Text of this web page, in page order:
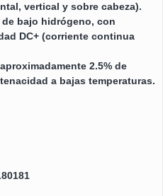
vertical y sobre cabeza).
bajo hidrógeno, con
DC+ (corriente continua
2.5% de
a bajas temperaturas.